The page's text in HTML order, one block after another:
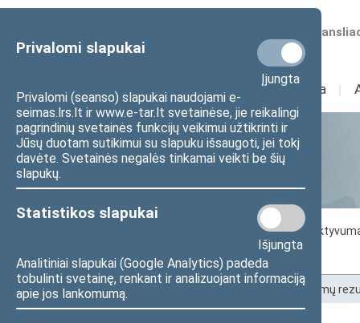
Privalomi slapukai
Įjungta
Privalomi (seanso) slapukai naudojami e-
seimas.lrs.lt ir www.e-tar.lt svetainėse, jie reikalingi
pagrindinių svetainės funkcijų veikimui užtikrinti ir
Jūsų duotam sutikimui su slapuku išsaugoti, jei tokį
davėte. Svetainės negalės tinkamai veikti be šių
slapukų.
Statistikos slapukai
Išjungta
Analitiniai slapukai (Google Analytics) padeda
tobulinti svetainę, renkant ir analizuojant informaciją
apie jos lankomumą.
Numatomos
Sudėtis Veikla I
Statistika
Seimo narių
Seimo narių balsavimų rezultatai
Pradžia Seimo narių balsavimų